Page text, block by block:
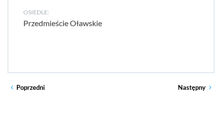
OSIEDLE:
Przedmieście Oławskie
Poprzedni Następny